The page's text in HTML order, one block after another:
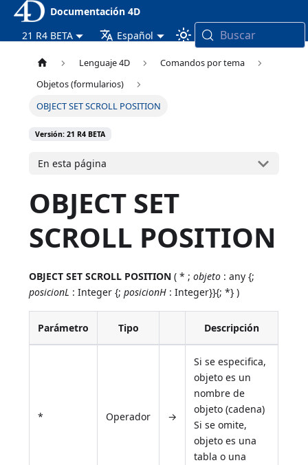
Documentación 4D
21 R4 BETA
Español Buscar
Lenguaje 4D
Comandos por tema
Objetos (formularios)
OBJECT SET SCROLL POSITION
Versión: 21 R4 BETA
En esta página
OBJECT SET
SCROLL POSITION
OBJECT SET SCROLL POSITION ( * ;objeto : any {;
posicionL : Integer {;posicionH : Integer}}{; *} )
Parámetro Tipo Descripción
* Operador →
Si se especifica,
objeto es un
nombre de
objeto (cadena)
Si se omite,
objeto es una
tabla o una